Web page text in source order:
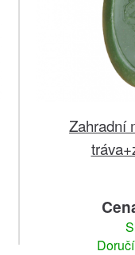
Zahradní